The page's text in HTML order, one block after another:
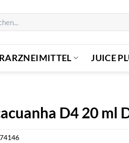
JUICE
D4 20 ml